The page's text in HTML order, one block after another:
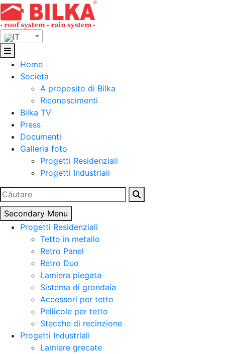
Skip
to
content
IT
Home
Società
A proposito di Bilka
Riconoscimenti
Bilka TV
Press
Documenti
Galleria foto
Progetti Residenziali
Progetti Industriali
Ricerca
per:
Secondary Menu
Progetti Residenziali
Tetto in metallo
Retro Panel
Retro Duo
Lamiera piegata
Sistema di grondaia
Accessori per tetto
Pellicole per tetto
Stecche di recinzione
Progetti Industriali
Lamiere grecate